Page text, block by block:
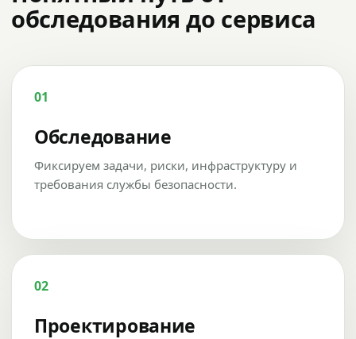
обследования до сервиса
01
Обследование
Фиксируем задачи, риски, инфраструктуру и
требования службы безопасности.
02
Проектирование